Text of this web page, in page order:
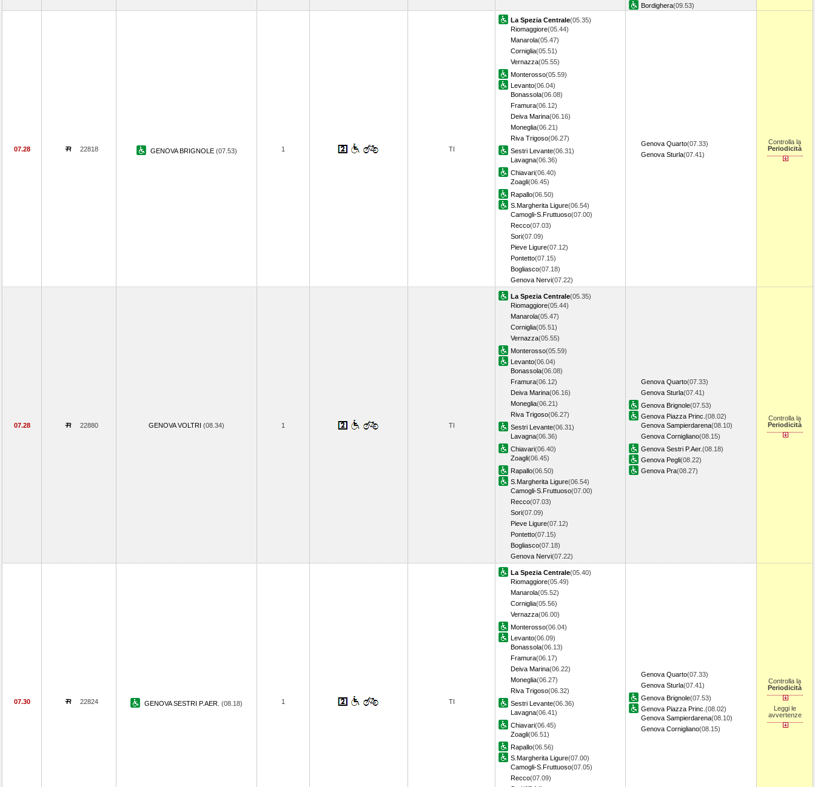
Bordighera(09.53)
07.28 22818 GENOVA BRIGNOLE (07.53) 1 TI
La Spezia Centrale(05.35)
Riomaggiore(05.44)
Manarola(05.47)
Corniglia(05.51)
Vernazza(05.55)
Monterosso(05.59)
Levanto(06.04)
Bonassola(06.08)
Framura(06.12)
Deiva Marina(06.16)
Moneglia(06.21)
Riva Trigoso(06.27)
Sestri Levante(06.31)
Lavagna(06.36)
Chiavari(06.40)
Zoagli(06.45)
Rapallo(06.50)
S.Margherita Ligure(06.54)
Camogli-S.Fruttuoso(07.00)
Recco(07.03)
Sori(07.09)
Pieve Ligure(07.12)
Pontetto(07.15)
Bogliasco(07.18)
Genova Nervi(07.22)
Genova Quarto(07.33)
Genova Sturla(07.41)
Controlla la
Periodicità
07.28 22880 GENOVA VOLTRI (08.34) 1 TI
La Spezia Centrale(05.35)
Riomaggiore(05.44)
Manarola(05.47)
Corniglia(05.51)
Vernazza(05.55)
Monterosso(05.59)
Levanto(06.04)
Bonassola(06.08)
Framura(06.12)
Deiva Marina(06.16)
Moneglia(06.21)
Riva Trigoso(06.27)
Sestri Levante(06.31)
Lavagna(06.36)
Chiavari(06.40)
Zoagli(06.45)
Rapallo(06.50)
S.Margherita Ligure(06.54)
Camogli-S.Fruttuoso(07.00)
Recco(07.03)
Sori(07.09)
Pieve Ligure(07.12)
Pontetto(07.15)
Bogliasco(07.18)
Genova Nervi(07.22)
Genova Quarto(07.33)
Genova Sturla(07.41)
Genova Brignole(07.53)
Genova Piazza Princ. (08.02)
Genova Sampierdarena(08.10)
Genova Cornigliano(08.15)
Genova Sestri P.Aer.(08.18)
Genova Pegli(08.22)
Genova Pra(08.27)
Controlla la
Periodicità
07.30 22824 GENOVA SESTRI P.AER. (08.18) 1 TI
La Spezia Centrale(05.40)
Riomaggiore(05.49)
Manarola(05.52)
Corniglia(05.56)
Vernazza(06.00)
Monterosso(06.04)
Levanto(06.09)
Bonassola(06.13)
Framura(06.17)
Deiva Marina(06.22)
Moneglia(06.27)
Riva Trigoso(06.32)
Sestri Levante(06.36)
Lavagna(06.41)
Chiavari(06.45)
Zoagli(06.51)
Rapallo(06.56)
S.Margherita Ligure(07.00)
Camogli-S.Fruttuoso(07.05)
Recco(07.09)
Genova Quarto(07.33)
Genova Sturla(07.41)
Genova Brignole(07.53)
Genova Piazza Princ. (08.02)
Genova Sampierdarena(08.10)
Genova Cornigliano(08.15)
Controlla la
Periodicità
Leggi le
avvertenze